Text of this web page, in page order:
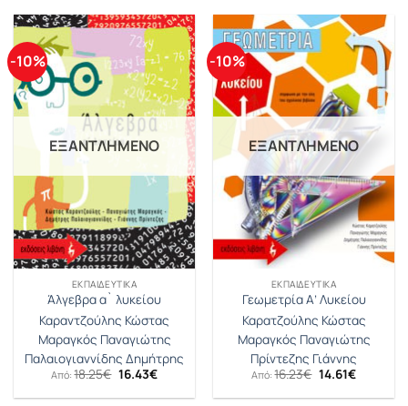
-10%
ΕΞΑΝΤΛΗΜΈΝΟ
ΕΚΠΑΙΔΕΥΤΙΚΆ
Άλγεβρα α` λυκείου
Καραντζούλης Κώστας
Μαραγκός Παναγιώτης
Παλαιογιαννίδης Δημήτρης
Από:18.25€ Original
price
was:
16.43€Η
τιμή
-10%
ΕΞΑΝΤΛΗΜΈΝΟ
ΕΚΠΑΙΔΕΥΤΙΚΆ
Γεωμετρία Α’ Λυκείου
Καρατζούλης Κώστας
Μαραγκός Παναγιώτης
Πρίντεζης Γιάννης
Από:16.23€ Original
price
was:
14.61€Η
τιμή